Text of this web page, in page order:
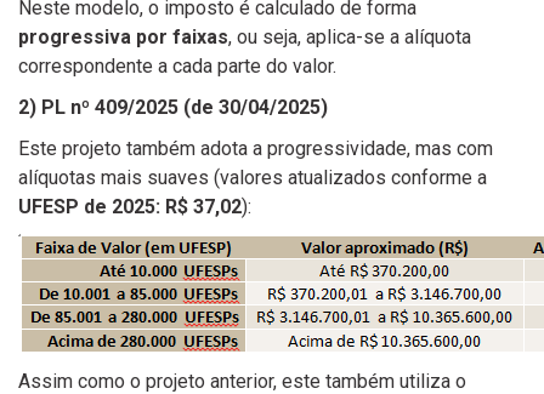
Neste modelo, o imposto é calculado de forma
progressiva por faixas, ou seja, aplica-se a alíquota
correspondente a cada parte do valor.
2) PL nº 409/2025 (de 30/04/2025)
Este projeto também adota a progressividade, mas com
alíquotas mais suaves (valores atualizados conforme a
UFESP de 2025: R$ 37,02):
Assim como o projeto anterior, este também utiliza o